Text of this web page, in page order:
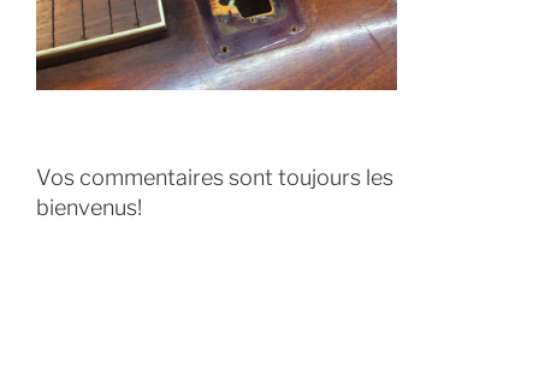
Vos commentaires sont toujours les
bienvenus!